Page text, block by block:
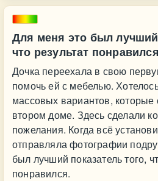
Для меня это был лучший
что результат
Дочка переехала в свою
помочь ей с мебелью.
массовых вариантов, которые
втором доме. Здесь сделали
пожелания. Когда всё
отправляла фотографии
был лучший показатель того,
понравился.